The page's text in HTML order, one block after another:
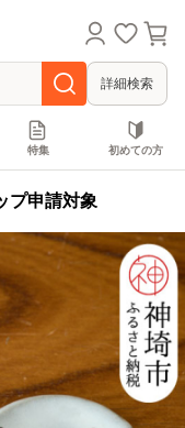
詳細検索
特集 初めての方
プ申請対象